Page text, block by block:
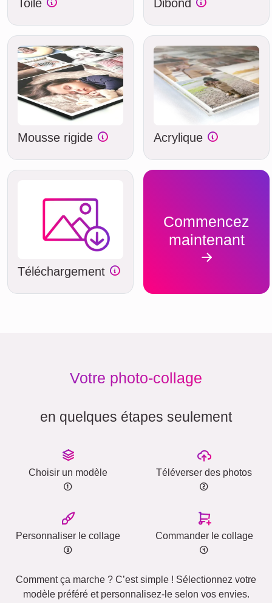
Toile Dibond
Mousse rigide Acrylique
Téléchargement
Commencez
maintenant
Votre photo-collage
en quelques étapes seulement
Choisir un modèle Téléverser des photos
Personnaliser le collage Commander le collage
Comment ça marche ? C’est simple ! Sélectionnez votre
modèle préféré et personnalisez-le selon vos envies.